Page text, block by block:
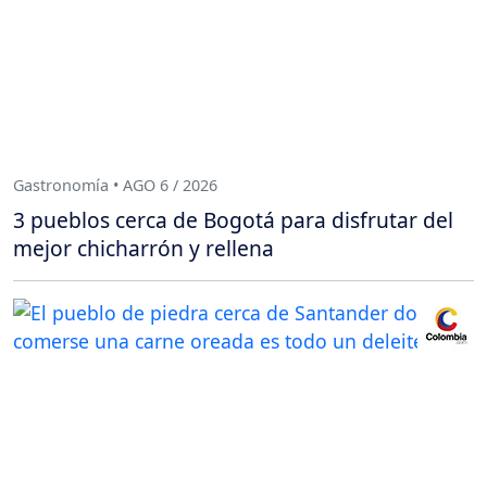
Gastronomía • AGO 6 / 2026
3 pueblos cerca de Bogotá para disfrutar del
mejor chicharrón y rellena